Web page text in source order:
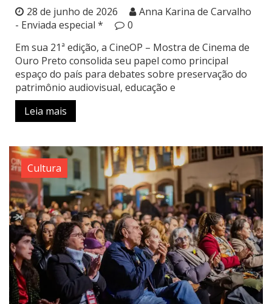
28 de junho de 2026
Anna Karina de Carvalho
- Enviada especial *
0
Em sua 21ª edição, a CineOP – Mostra de Cinema de
Ouro Preto consolida seu papel como principal
espaço do país para debates sobre preservação do
patrimônio audiovisual, educação e
Leia mais
Cultura